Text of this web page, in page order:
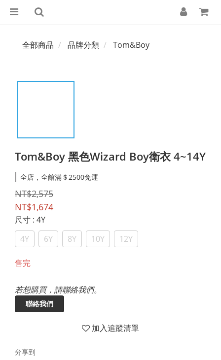
全部商品 品牌分類 Tom&Boy
Tom&Boy 黑色Wizard Boy衛衣 4~14Y
全店，全館滿＄2500免運
NT$2,575
NT$1,674
尺寸 : 4Y
4Y
6Y 8Y 10Y 12Y
售完
若想購買，請聯絡我們。
聯絡我們
加入追蹤清單
分享到